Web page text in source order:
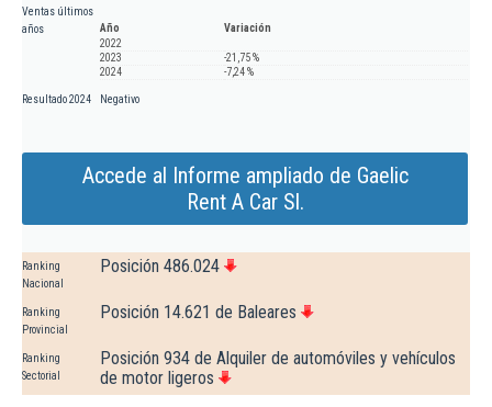
Ventas últimos
años
Año
Variación
2022
2023
-21,75 %
2024
-7,24 %
Resultado 2024 Negativo
Accede al Informe ampliado de Gaelic
Rent A Car Sl.
Ranking
Nacional
Posición 486.024
Ranking
Provincial
Posición 14.621 de Baleares
Ranking
Sectorial
Posición 934 de Alquiler de automóviles y vehículos
de motor ligeros